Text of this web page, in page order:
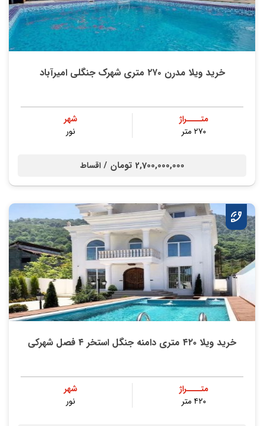
خرید ویلا مدرن ۲۷۰ متری شهرک جنگلی امیرآباد
متــــراژ
۲۷۰ متر
شهر
نور
2,700,000,000 تومان / اقساط
خرید ویلا ۴۲۰ متری دامنه جنگل استخر ۴ فصل شهرکی
متــــراژ
۴۲۰ متر
شهر
نور